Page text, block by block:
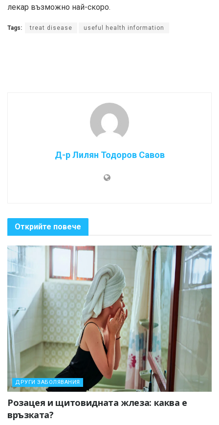
лекар възможно най-скоро.
Tags: treat disease useful health information
Д-р Лилян Тодоров Савов
Открийте повече
ДРУГИ ЗАБОЛЯВАНИЯ
Розацея и щитовидната жлеза: каква е
връзката?